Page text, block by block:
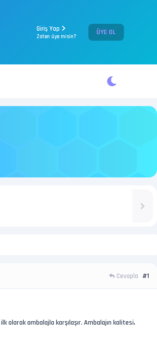
Giriş Yap
Zaten üye misin? ÜYE OL
Cevapla #1
ambalajla karşılaşır. Ambalajın kalitesi,